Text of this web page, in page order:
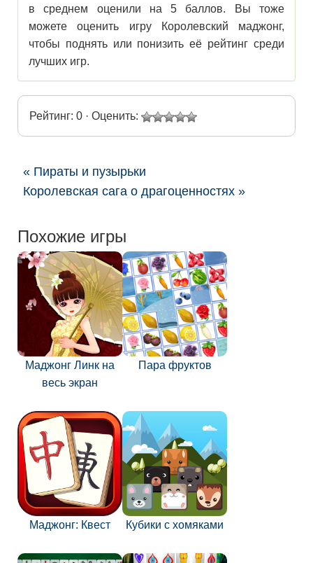
в среднем оценили на 5 баллов. Вы тоже
можете оценить игру Королевский маджонг,
чтобы поднять или понизить её рейтинг среди
лучших игр.
Рейтинг: 0 · Оценить:
« Пираты и пузырьки
Королевская сага о драгоценностях »
Похожие игры
Маджонг Линк на
весь экран
Пара фруктов
Маджонг: Квест Кубики с хомяками